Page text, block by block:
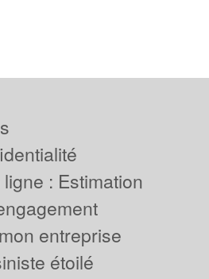
: Estimation
entreprise
étoilé